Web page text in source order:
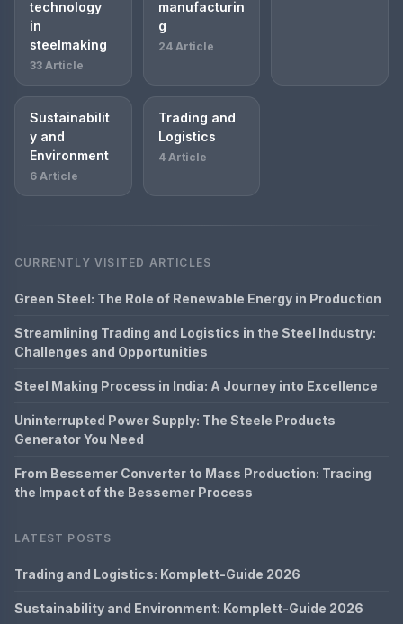
technology
in
steelmaking
33 Article
manufacturin
g
24 Article
Sustainabilit
y and
Environment
6 Article
Trading and
Logistics
4 Article
CURRENTLY VISITED ARTICLES
Green Steel: The Role of Renewable Energy in Production
Streamlining Trading and Logistics in the Steel Industry:
Challenges and Opportunities
Steel Making Process in India: A Journey into Excellence
Uninterrupted Power Supply: The Steele Products
Generator You Need
From Bessemer Converter to Mass Production: Tracing
the Impact of the Bessemer Process
LATEST POSTS
Trading and Logistics: Komplett-Guide 2026
Sustainability and Environment: Komplett-Guide 2026